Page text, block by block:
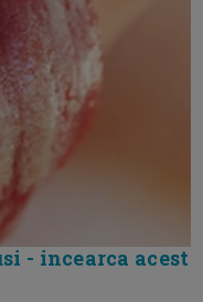
- incearca acest